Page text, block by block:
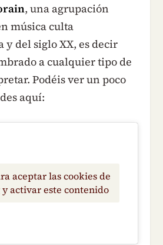
, una agrupación
música culta
y del siglo XX, es decir
a cualquier tipo de
Podéis ver un poco
aquí:
aceptar las cookies de
activar este contenido